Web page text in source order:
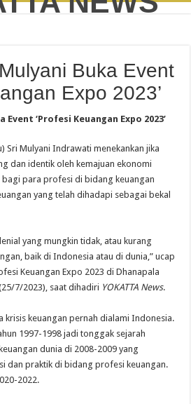
Buka Event
Expo 2023’
Event ‘Profesi Keuangan Expo 2023’
Sri Mulyani Indrawati menekankan jika
dan identik oleh kemajuan ekonomi
para profesi di bidang keuangan
yang telah dihadapi sebagai bekal
yang mungkin tidak, atau kurang
baik di Indonesia atau di dunia,” ucap
Keuangan Expo 2023 di Dhanapala
7/2023), saat dihadiri YOKATTA News.
krisis keuangan pernah dialami Indonesia.
1997-1998 jadi tonggak sejarah
dunia di 2008-2009 yang
dan praktik di bidang profesi keuangan.
2022.